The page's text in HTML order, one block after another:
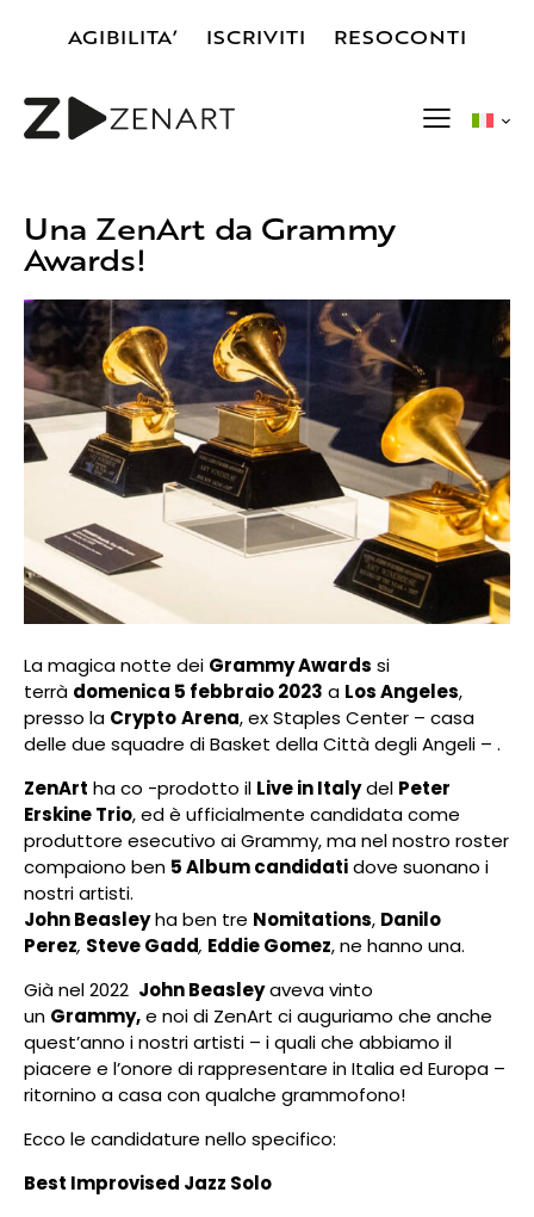
AGIBILITA’ ISCRIVITI RESOCONTI
Una ZenArt da Grammy
Awards!
La magica notte dei Grammy Awards si
terrà domenica 5 febbraio 2023 a Los Angeles,
presso la CryptoArena, ex Staples Center – casa
delle due squadre di Basket della Città degli Angeli – .
ZenArt ha co -prodotto il Live in Italydel Peter
Erskine Trio, ed è ufficialmente candidata come
produttore esecutivo ai Grammy, ma nel nostro roster
compaiono ben 5 Album candidatidove suonano i
nostri artisti.
John Beasleyha ben tre Nomitations, Danilo
Perez, Steve Gadd, Eddie Gomez, ne hanno una.
Già nel 2022 John Beasleyaveva vinto
un Grammy,e noi di ZenArt ci auguriamo che anche
quest’anno i nostri artisti – i quali che abbiamo il
piacere e l’onore di rappresentare in Italia ed Europa –
ritornino a casa con qualche grammofono!
Ecco le candidature nello specifico:
Best Improvised Jazz Solo